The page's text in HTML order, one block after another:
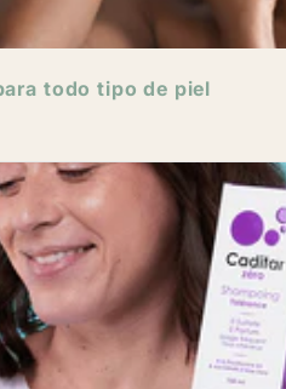
todo tipo de piel